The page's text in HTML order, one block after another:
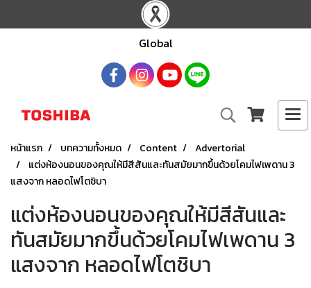
Global
หน้าแรก บทความทั้งหมด Content
Advertorial
แต่งห้องนอนของคุณให้มีสีสันและทันสมัยมากขึ้นด้วยโคมไฟเพดาน 3
แสงจาก หลอดไฟโตชิบา
แต่งห้องนอนของคุณให้มีสีสันและ
ทันสมัยมากขึ้นด้วยโคมไฟเพดาน 3
แสงจาก หลอดไฟโตชิบา